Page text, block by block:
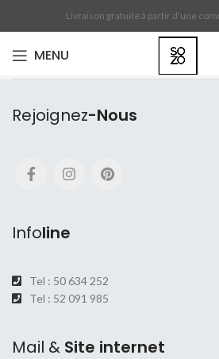
Livraison gratuite à partir d'une
MENU
Rejoignez-Nous
Infoline
Tel : 50 634 252
Tel : 52 091 985
Mail & Site internet